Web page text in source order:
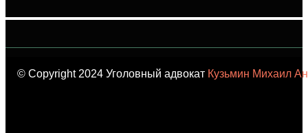
© Copyright 2024 Уголовный адвокат Кузьмин Михаил